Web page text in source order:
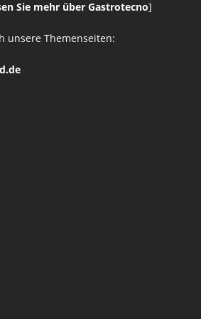
Sie mehr über Gastrotecno]
unsere Themenseiten: